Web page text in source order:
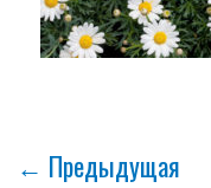
← Предыдущая